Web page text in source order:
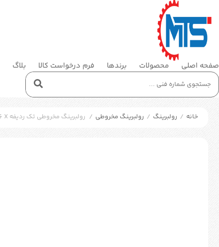
صفحه اصلی محصولات برندها فرم درخواست کالا بلاگ
خانه / رولبرینگ / رولبرینگ مخروطی / رولبرینگ مخروطی تک ردیفه SKF 32006 X